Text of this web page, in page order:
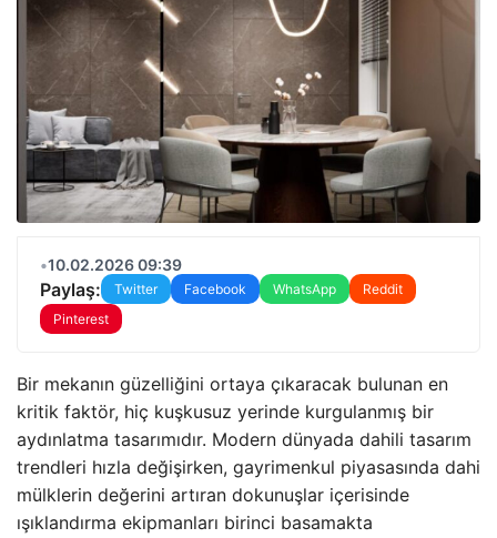
•10.02.2026 09:39
Paylaş: Twitter Facebook WhatsApp
Reddit
Pinterest
Bir mekanın güzelliğini ortaya çıkaracak bulunan en
kritik faktör, hiç kuşkusuz yerinde kurgulanmış bir
aydınlatma tasarımıdır. Modern dünyada dahili tasarım
trendleri hızla değişirken, gayrimenkul piyasasında dahi
mülklerin değerini artıran dokunuşlar içerisinde
ışıklandırma ekipmanları birinci basamakta